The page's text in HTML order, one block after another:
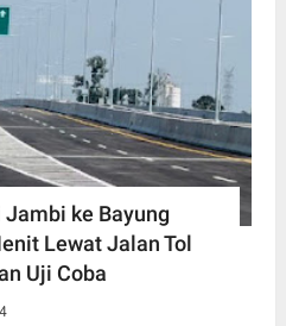
ke Bayung
Lewat Jalan Tol
Uji Coba